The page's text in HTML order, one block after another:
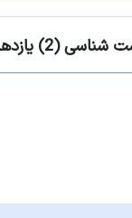
| نوبت خرداد 1404